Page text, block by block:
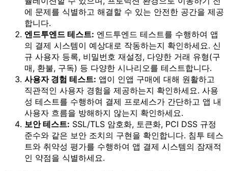
에 문제를 식별하고 해결할 수 있는 안전한 공간을 제공
합니다.
엔드투엔드 테스트: 엔드투엔드 테스트를 수행하여 앱
의 결제 시스템이 예상대로 작동하는지 확인하세요. 신
규 사용자 등록, 비밀번호 재설정, 다양한 거래 유형(구
매, 환불, 구독) 등 다양한 시나리오를 테스트합니다.
사용자 경험 테스트: 앱이 인앱 구매에 대해 원활하고
직관적인 사용자 경험을 제공하는지 확인하세요. 사용
성 테스트를 수행하여 결제 프로세스가 간단하고 앱 내
사용자 흐름을 방해하지 않는지 확인하세요.
보안 테스트: SSL/TLS 암호화, 토큰화, PCI DSS 규정
준수와 같은 보안 조치의 구현을 확인합니다. 침투 테스
트와 취약성 평가를 수행하여 앱 결제 시스템의 잠재적
인 약점을 식별하세요.